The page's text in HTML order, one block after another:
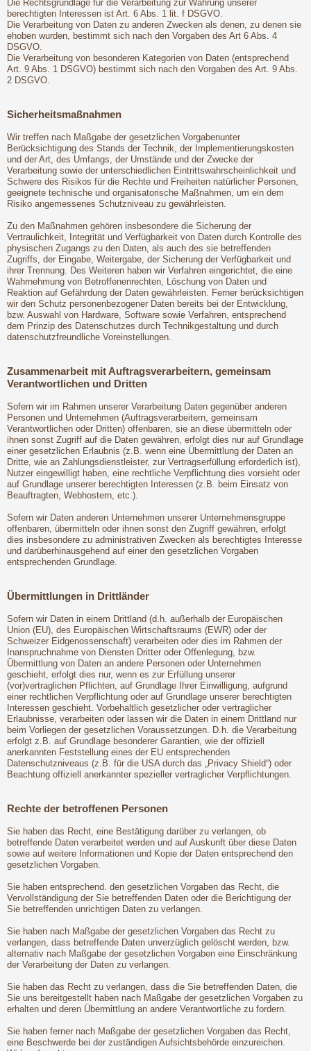
Die Rechtsgrundlage für die Verarbeitung zur Wahrung unserer
berechtigten Interessen ist Art. 6 Abs. 1 lit. f DSGVO.
Die Verarbeitung von Daten zu anderen Zwecken als denen, zu denen sie
ehoben wurden, bestimmt sich nach den Vorgaben des Art 6 Abs. 4
DSGVO.
Die Verarbeitung von besonderen Kategorien von Daten (entsprechend
Art. 9 Abs. 1 DSGVO) bestimmt sich nach den Vorgaben des Art. 9 Abs.
2 DSGVO.
Sicherheitsmaßnahmen
Wir treffen nach Maßgabe der gesetzlichen Vorgabenunter
Berücksichtigung des Stands der Technik, der Implementierungskosten
und der Art, des Umfangs, der Umstände und der Zwecke der
Verarbeitung sowie der unterschiedlichen Eintrittswahrscheinlichkeit und
Schwere des Risikos für die Rechte und Freiheiten natürlicher Personen,
geeignete technische und organisatorische Maßnahmen, um ein dem
Risiko angemessenes Schutzniveau zu gewährleisten.
Zu den Maßnahmen gehören insbesondere die Sicherung der
Vertraulichkeit, Integrität und Verfügbarkeit von Daten durch Kontrolle des
physischen Zugangs zu den Daten, als auch des sie betreffenden
Zugriffs, der Eingabe, Weitergabe, der Sicherung der Verfügbarkeit und
ihrer Trennung. Des Weiteren haben wir Verfahren eingerichtet, die eine
Wahrnehmung von Betroffenenrechten, Löschung von Daten und
Reaktion auf Gefährdung der Daten gewährleisten. Ferner berücksichtigen
wir den Schutz personenbezogener Daten bereits bei der Entwicklung,
bzw. Auswahl von Hardware, Software sowie Verfahren, entsprechend
dem Prinzip des Datenschutzes durch Technikgestaltung und durch
datenschutzfreundliche Voreinstellungen.
Zusammenarbeit mit Auftragsverarbeitern, gemeinsam
Verantwortlichen und Dritten
Sofern wir im Rahmen unserer Verarbeitung Daten gegenüber anderen
Personen und Unternehmen (Auftragsverarbeitern, gemeinsam
Verantwortlichen oder Dritten) offenbaren, sie an diese übermitteln oder
ihnen sonst Zugriff auf die Daten gewähren, erfolgt dies nur auf Grundlage
einer gesetzlichen Erlaubnis (z.B. wenn eine Übermittlung der Daten an
Dritte, wie an Zahlungsdienstleister, zur Vertragserfüllung erforderlich ist),
Nutzer eingewilligt haben, eine rechtliche Verpflichtung dies vorsieht oder
auf Grundlage unserer berechtigten Interessen (z.B. beim Einsatz von
Beauftragten, Webhostern, etc.).
Sofern wir Daten anderen Unternehmen unserer Unternehmensgruppe
offenbaren, übermitteln oder ihnen sonst den Zugriff gewähren, erfolgt
dies insbesondere zu administrativen Zwecken als berechtigtes Interesse
und darüberhinausgehend auf einer den gesetzlichen Vorgaben
entsprechenden Grundlage.
Übermittlungen in Drittländer
Sofern wir Daten in einem Drittland (d.h. außerhalb der Europäischen
Union (EU), des Europäischen Wirtschaftsraums (EWR) oder der
Schweizer Eidgenossenschaft) verarbeiten oder dies im Rahmen der
Inanspruchnahme von Diensten Dritter oder Offenlegung, bzw.
Übermittlung von Daten an andere Personen oder Unternehmen
geschieht, erfolgt dies nur, wenn es zur Erfüllung unserer
(vor)vertraglichen Pflichten, auf Grundlage Ihrer Einwilligung, aufgrund
einer rechtlichen Verpflichtung oder auf Grundlage unserer berechtigten
Interessen geschieht. Vorbehaltlich gesetzlicher oder vertraglicher
Erlaubnisse, verarbeiten oder lassen wir die Daten in einem Drittland nur
beim Vorliegen der gesetzlichen Voraussetzungen. D.h. die Verarbeitung
erfolgt z.B. auf Grundlage besonderer Garantien, wie der offiziell
anerkannten Feststellung eines der EU entsprechenden
Datenschutzniveaus (z.B. für die USA durch das „Privacy Shield“) oder
Beachtung offiziell anerkannter spezieller vertraglicher Verpflichtungen.
Rechte der betroffenen Personen
Sie haben das Recht, eine Bestätigung darüber zu verlangen, ob
betreffende Daten verarbeitet werden und auf Auskunft über diese Daten
sowie auf weitere Informationen und Kopie der Daten entsprechend den
gesetzlichen Vorgaben.
Sie haben entsprechend. den gesetzlichen Vorgaben das Recht, die
Vervollständigung der Sie betreffenden Daten oder die Berichtigung der
Sie betreffenden unrichtigen Daten zu verlangen.
Sie haben nach Maßgabe der gesetzlichen Vorgaben das Recht zu
verlangen, dass betreffende Daten unverzüglich gelöscht werden, bzw.
alternativ nach Maßgabe der gesetzlichen Vorgaben eine Einschränkung
der Verarbeitung der Daten zu verlangen.
Sie haben das Recht zu verlangen, dass die Sie betreffenden Daten, die
Sie uns bereitgestellt haben nach Maßgabe der gesetzlichen Vorgaben zu
erhalten und deren Übermittlung an andere Verantwortliche zu fordern.
Sie haben ferner nach Maßgabe der gesetzlichen Vorgaben das Recht,
eine Beschwerde bei der zuständigen Aufsichtsbehörde einzureichen.